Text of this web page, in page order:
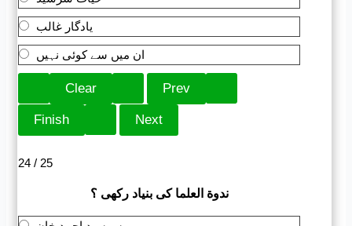
یادگار غالب
ان میں سے کوئی نہیں
24 / 25
ندوة العلما کی بنیاد رکھی ؟